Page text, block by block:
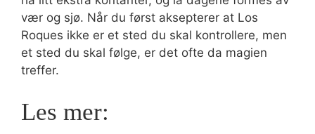
vær og sjø. Når du først aksepterer at Los
Roques ikke er et sted du skal kontrollere, men
et sted du skal følge, er det ofte da magien
treffer.
Les mer: